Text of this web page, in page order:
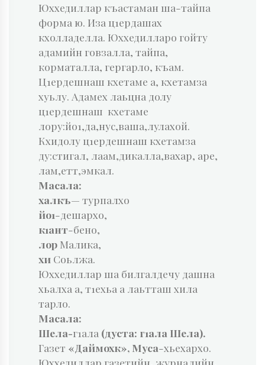
Юххедиллар къастаман ша-тайпа
форма ю. Иза ц1ердашах
кхолладелла. Юххедилларо гойту
адамийн говзалла, тайпа,
корматалла, гергарло, къам.
Ц1ердешнаш кхетаме а, кхетамза
хуьлу. Адамех лаьцна долу
ц1ердешнаш кхетаме
лору:йо1,да,нус,ваша,лулахой.
Кхидолу ц1ердешнаш кхетамза
ду:стигал, лаам,дикалла,вахар, аре,
лам,етт,эмкал.
Масала:
халкъ— турпалхо
йо1-дешархо,
к1ант-бено,
лор Малика,
хи Соьлжа.
Юххедиллар ша билгалдечу дашна
хьалха а, т1ехьа а лаьтташ хила
тарло.
Масала:
Шела-г1ала (дуста: г1ала Шела).
Газет «Даймохк», Муса-хьехархо.